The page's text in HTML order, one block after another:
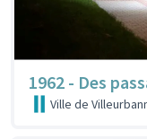
1962 - Des
Ville de